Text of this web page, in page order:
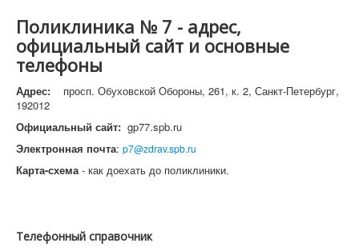
Поликлиника № 7 - адрес,
официальный сайт и основные
телефоны
Адрес:
просп. Обуховской Обороны, 261, к. 2, Санкт-Петербург,
192012
Официальный сайт: gp77.spb.ru
Электронная почта: p7@zdrav.spb.ru
Карта-схема- как доехать до поликлиники.
Телефонный справочник